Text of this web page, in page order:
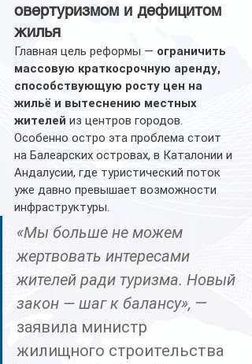
овертуризмом и дефицитом
жилья
Главная цель реформы — ограничить
массовую краткосрочную аренду,
способствующую росту цен на
жильё и вытеснению местных
жителей из центров городов.
Особенно остро эта проблема стоит
на Балеарских островах, в Каталонии и
Андалусии, где туристический поток
уже давно превышает возможности
инфраструктуры.
«Мы больше не можем
жертвовать интересами
жителей ради туризма. Новый
закон — шаг к балансу», —
заявила министр
жилищного строительства